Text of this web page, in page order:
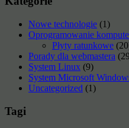
Nowe technologie (1)
Oprogramowanie
Płyty ratunkowe
Porady dla webmastera
System Linux (9)
System Microsoft
Uncategorized (1)
Tagi